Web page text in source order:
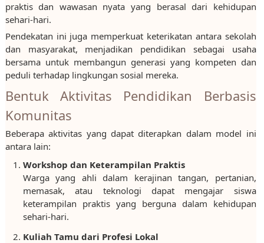
praktis dan wawasan nyata yang berasal dari kehidupan
sehari-hari.
Pendekatan ini juga memperkuat keterikatan antara sekolah
dan masyarakat, menjadikan pendidikan sebagai usaha
bersama untuk membangun generasi yang kompeten dan
peduli terhadap lingkungan sosial mereka.
Bentuk Aktivitas Pendidikan Berbasis
Komunitas
Beberapa aktivitas yang dapat diterapkan dalam model ini
antara lain:
Workshop dan Keterampilan Praktis
Warga yang ahli dalam kerajinan tangan, pertanian,
memasak, atau teknologi dapat mengajar siswa
keterampilan praktis yang berguna dalam kehidupan
sehari-hari.
Kuliah Tamu dari Profesi Lokal